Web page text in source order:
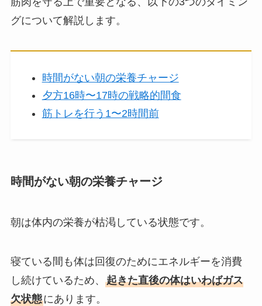
グについて解説します。
時間がない朝の栄養チャージ
夕方16時〜17時の戦略的間食
筋トレを行う1〜2時間前
時間がない朝の栄養チャージ
朝は体内の栄養が枯渇している状態です。
寝ている間も体は回復のためにエネルギーを消費
し続けているため、 起きた直後の体はいわばガス
欠状態にあります。